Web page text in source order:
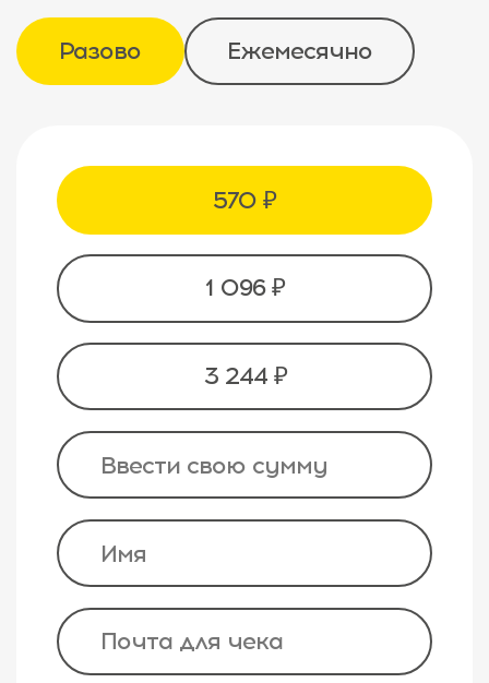
Разово Ежемесячно
570 ₽
1 096 ₽
3 244 ₽